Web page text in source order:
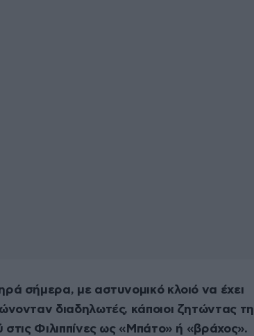
σήμερα, με αστυνομικό κλοιό να έχει
διαδηλωτές, κάποιοι ζητώντας τη
Φιλιππίνες ως «Μπάτο» ή «βράχος».